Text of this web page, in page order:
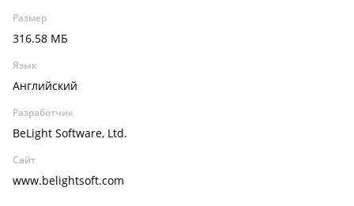
Размер
316.58 МБ
Язык
Английский
Разработчик
BeLight Software, Ltd.
Сайт
www.belightsoft.com